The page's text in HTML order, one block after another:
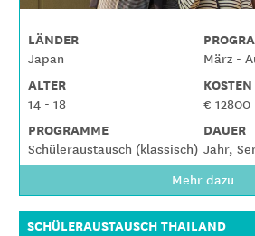
LÄNDER
Japan März -
ALTER KOSTEN
14 - 18 € 12800
PROGRAMME DAUER
Schüleraustausch (klassisch) Jahr,
Mehr dazu
SCHÜLERAUSTAUSCH THAILAND